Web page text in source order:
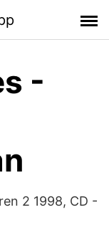
-
2 1998, CD -